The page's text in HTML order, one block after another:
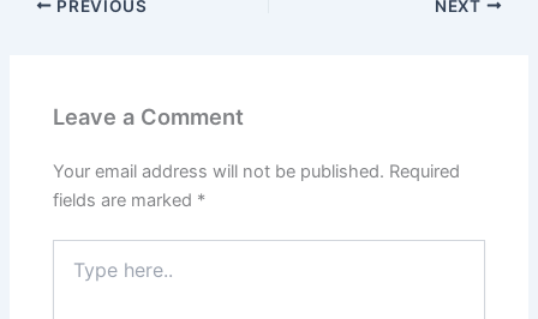
PREVIOUS NEXT
Leave a Comment
Your email address will not be published. Required
fields are marked *
here..